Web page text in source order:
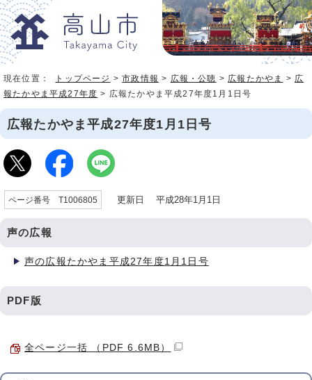
現在位置： トップページ >市政情報 > 広報・公聴 > 広報たかやま > 広
報たかやま平成27年度 > 広報たかやま平成27年度1月1日号
広報たかやま平成27年度1月1日号
ページ番号 T1006805 更新日 平成28年1月1日
声の広報
声の広報たかやま平成27年度1月1日号
PDF版
全ページ一括 （PDF 6.6MB）